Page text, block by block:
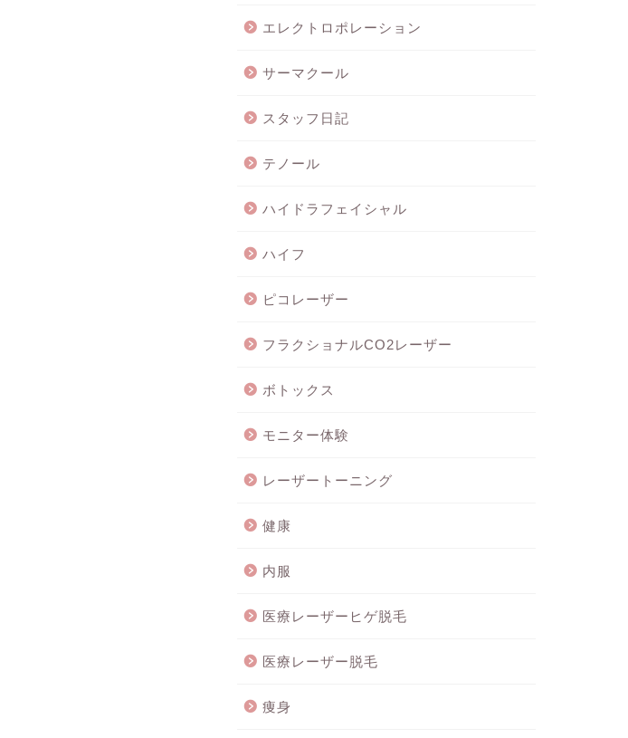
エレクトロポレーション
サーマクール
スタッフ日記
テノール
ハイドラフェイシャル
ハイフ
ピコレーザー
フラクショナルCO2レーザー
ボトックス
モニター体験
レーザートーニング
健康
内服
医療レーザーヒゲ脱毛
医療レーザー脱毛
痩身